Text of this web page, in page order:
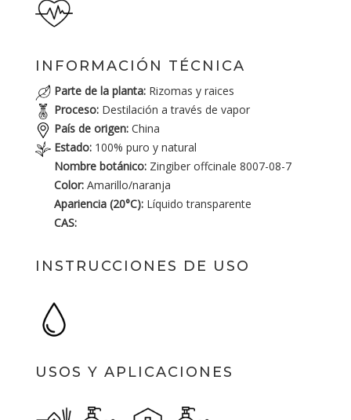
INFORMACIÓN TÉCNICA
Parte de la planta: Rizomas y raices
Proceso: Destilación a través de vapor
País de origen: China
Estado: 100% puro y natural
Nombre botánico: Zingiber offcinale 8007-08-7
Color: Amarillo/naranja
Apariencia (20°C): Líquido transparente
CAS:
INSTRUCCIONES DE USO
USOS Y APLICACIONES